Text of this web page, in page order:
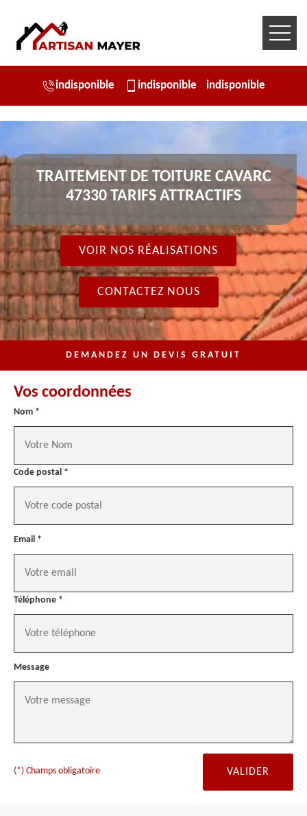
indisponible indisponible indisponible
TRAITEMENT DE TOITURE CAVARC
47330 TARIFS ATTRACTIFS
VOIR NOS RÉALISATIONS
CONTACTEZ NOUS
DEMANDEZ UN DEVIS GRATUIT
Vos coordonnées
Nom *
Code postal *
Email *
Téléphone *
Message
(*) Champs obligatoire